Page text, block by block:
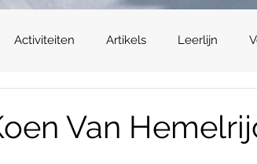
Activiteiten Artikels Leerlijn
Van